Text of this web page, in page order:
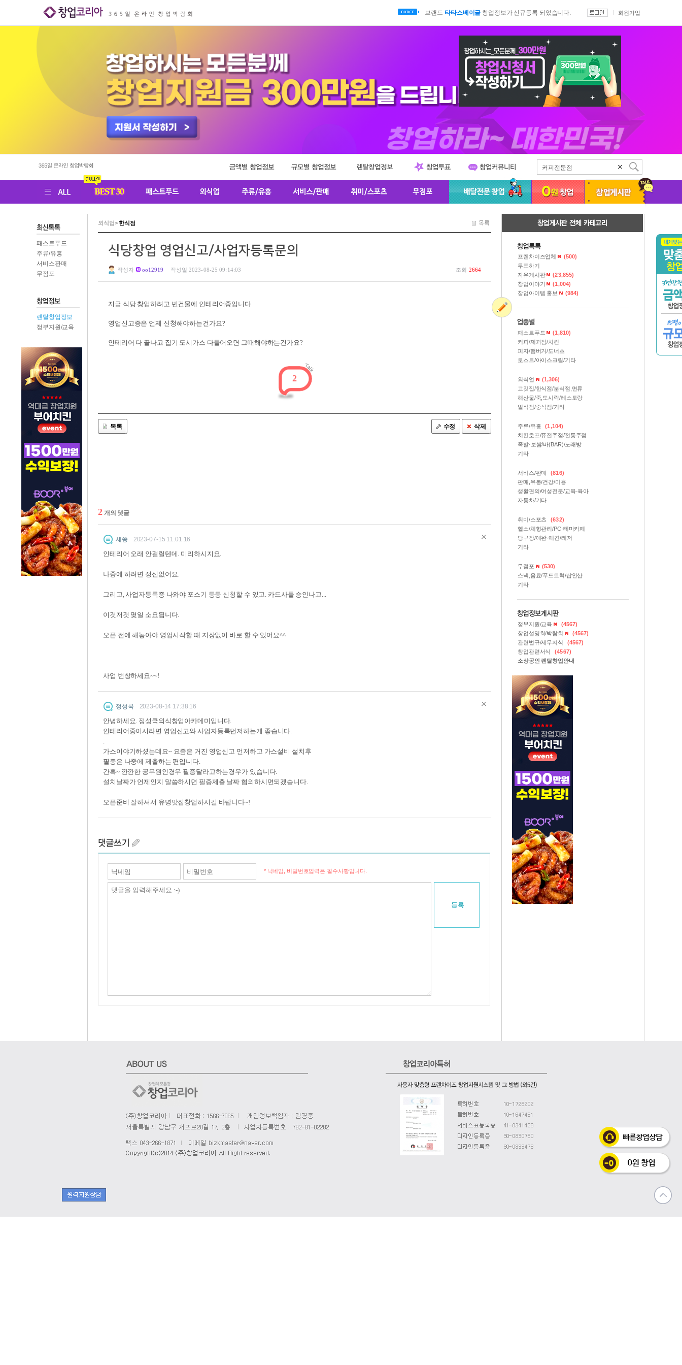
회원가입
브랜드 타타스베이글 창업정보가 신규등록 되었습니다.
육식미가창업정보가 신규등록 되었습니다.
치킨멤버창업정보가 신규등록 되었습니다.
푸줏간삼겹돼지구이전문점창업정보가 신규등록 되었습니다.
양목장1274-2창업정보가 신규등록 되었습니다.
브랜드88시장버거
창업정보가 신규등록 되었습니다.
브랜드마싰는끼니
창업정보가 신규등록 되었습니다.
브랜드
창업정보가 신규등록 되었습니다.
브랜드
창업정보가 신규등록 되었습니다.
브랜드루이스버거창업정보가 등록 되었습니다
브랜드간성동해반점창업정보가 신규등록 되었습니다.
브랜드털보고된이창업정보가 신규등록 되었습니다.
창업정보가 신규등록 되었습니다.
브랜드
미스터피자창업정보가 신규등록 되었습니다.
창업정보가 신규등록 되었습니다.
창업정보가 신규등록 되었습니다.
푸줏간삼겹돼지구이전문점
창업정보가 신규등록 되었습니다.
창업정보가 신규등록 되었습니다.
창업정보가 신규등록 되었습니다.
창업정보가 신규등록 되었습니다.
창업정보가 등록 되었습니다
커피전문점
족발
치킨
스무디킹
서브웨이
패스트푸드
주류/유흥
서비스판매
무점포
렌탈창업정보
정부지원/교육
외식업>한식점
식당창업 영업신고/사업자등록문의
작성자 oo12919 작성일 2023-08-25 09:14:03 조회 2664
지금 식당 창업하려고 빈건물에 인테리어중입니다
영업신고증은 언제 신청해야하는건가요?
인테리어 다 끝나고 집기 도시가스 다들어오면 그때해야하는건가요?
2
목록 수정 삭제
2개의 댓글
세쫑 2023-07-15 11:01:16
인테리어 오래 안걸릴텐데. 미리하시지요.
나중에 하려면 정신없어요.
그리고, 사업자등록증 나와야 포스기 등등 신청할 수 있고. 카드사들 승인나고...
이것저것 몆일 소요됩니다.
오픈 전에 해놓아야 영업시작할 때 지장없이 바로 할 수 있어요^^
사업 번창하세요~~!
정성쿡 2023-08-14 17:38:16
안녕하세요. 정성쿡외식창업아카데미입니다.
인테리어중이시라면 영업신고와 사업자등록먼저하는게 좋습니다.
.
가스이야기하셨는데요~ 요즘은 거진 영업신고 먼저하고 가스설비 설치후
필증은 나중에 제출하는 편입니다.
간혹~ 깐깐한 공무원인경우 필증달라고하는경우가 있습니다.
설치날짜가 언제인지 말씀하시면 필증제출 날짜 협의하시면되겠습니다.
오픈준비 잘하셔서 유명맛집창업하시길 바랍니다~!
* 닉네임, 비밀번호입력은 필수사항입니다.
프렌차이즈업체
(500)
투표하기
자유게시판
(23,855)
창업이야기
(1,004)
창업아이템 홍보
(984)
패스트푸드
(1,810)
커피/제과점/치킨
피자/햄버거/도너츠
토스트/아이스크림/기타
외식업
(1,306)
고깃집/한식점/분식점,면류
해산물/죽,도시락/레스토랑
일식점/중식점/기타
주류/유흥
(1,104)
치킨호프/퓨전주점/전통주점
족발·보쌈/바(BAR)/노래방
기타
서비스/판매
(816)
판매,유통/건강/미용
생활편의/여성전문/교육·육아
자동차/기타
취미/스포츠
(632)
헬스/체형관리/PC·테마카페
당구장/애완·애견/레저
기타
무점포
(530)
스낵,음료/푸드트럭/삽인샵
기타
정부지원/교육
(4567)
창업설명회/박람회
(4567)
관련법규/세무지식
(4567)
창업관련서식
(4567)
소상공인 렌탈창업안내